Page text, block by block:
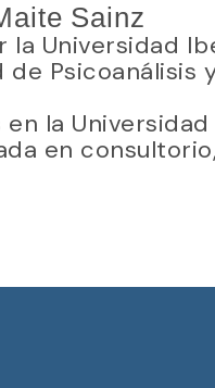
Sainz
la Universidad
Psicoanálisis
la
en